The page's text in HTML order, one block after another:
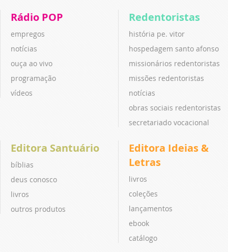
Rádio POP
empregos
notícias
ouça ao vivo
programação
vídeos
Redentoristas
história pe. vitor
hospedagem santo afonso
missionários redentoristas
missões redentoristas
notícias
obras sociais redentoristas
secretariado vocacional
Editora Santuário
bíblias
deus conosco
livros
outros produtos
Editora Ideias &
Letras
livros
coleções
lançamentos
ebook
catálogo